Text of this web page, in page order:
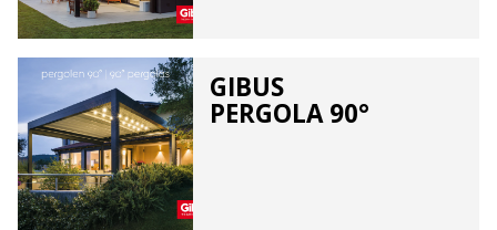
GIBUS
PERGOLA 90°